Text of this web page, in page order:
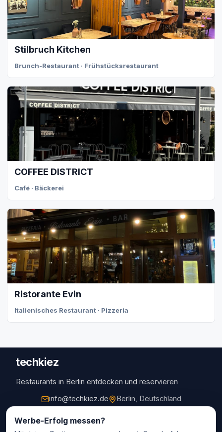
Stilbruch Kitchen
Brunch-Restaurant · Frühstücksrestaurant
COFFEE DISTRICT
Café · Bäckerei
Ristorante Evin
Italienisches Restaurant · Pizzeria
techkiez
Restaurants in Berlin entdecken und reservieren
info@techkiez.de
Berlin, Deutschland
Restaurants
Werbe-Erfolg messen?